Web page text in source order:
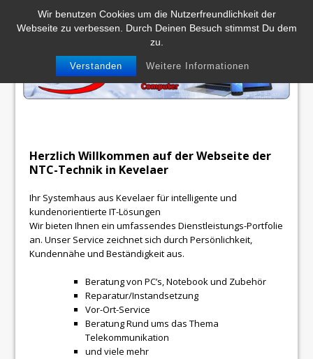
Wir benutzen Cookies um die Nutzerfreundlichkeit der
Webseite zu verbessen. Durch Deinen Besuch stimmst Du dem
zu.
Verstanden Weitere Informationen
MENU
Impressum Kontakt Datenschutzerklärung
Herzlich Willkommen auf der Webseite der
NTC-Technik in Kevelaer
Ihr Systemhaus aus Kevelaer für intelligente und
kundenorientierte IT-Lösungen
Wir bieten Ihnen ein umfassendes Dienstleistungs-Portfolie
an. Unser Service zeichnet sich durch Persönlichkeit,
Kundennähe und Beständigkeit aus.
Beratung von PC’s, Notebook und Zubehör
Reparatur/Instandsetzung
Vor-Ort-Service
Beratung Rund ums das Thema
Telekommunikation
und viele mehr